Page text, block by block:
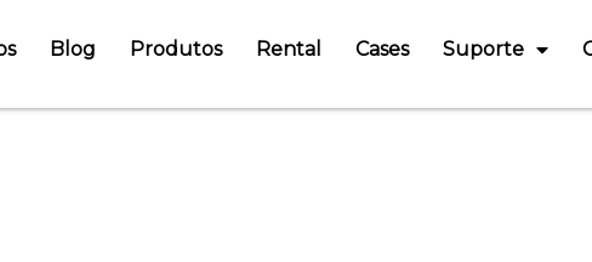
Blog Produtos Rental Cases Suporte